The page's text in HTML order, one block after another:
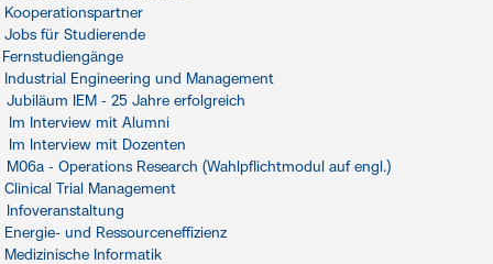
Kooperationspartner
Jobs für Studierende
Fernstudiengänge
Industrial Engineering und Management
Jubiläum IEM - 25 Jahre erfolgreich
Im Interview mit Alumni
Im Interview mit Dozenten
M06a - Operations Research (Wahlpflichtmodul auf engl.)
Clinical Trial Management
Infoveranstaltung
Energie- und Ressourceneffizienz
Medizinische Informatik